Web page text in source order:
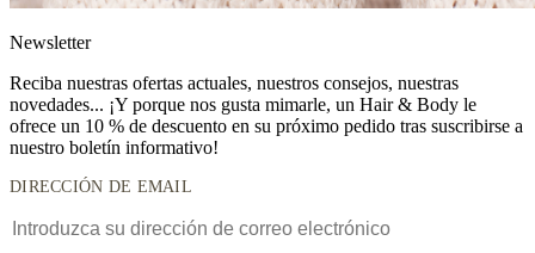
Newsletter
Reciba nuestras ofertas actuales, nuestros consejos, nuestras
novedades... ¡Y porque nos gusta mimarle, un Hair & Body le
ofrece un 10 % de descuento en su próximo pedido tras suscribirse a
nuestro boletín informativo!
DIRECCIÓN DE EMAIL